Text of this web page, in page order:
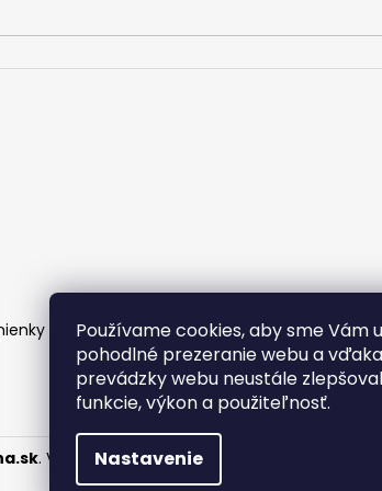
Používame cookies, aby sme Vám
pohodlné prezeranie webu a
prevádzky webu neustále
funkcie, výkon a použiteľnosť.
Nastavenie
vám s výberom.
Podmienky ochrany osobných údajov
. Všetky práva vyhradené.